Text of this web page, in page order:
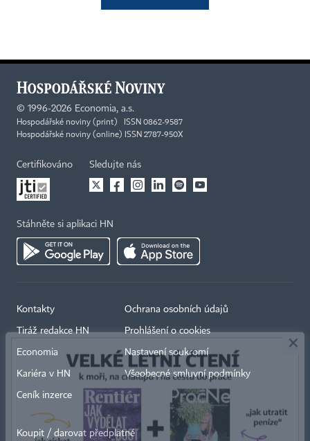
© 1996-2026 Economia, a.s.
Hospodářské noviny (print) ISSN 0862-9587
Hospodářské noviny (online) ISSN 2787-950X
Certifikováno Sledujte nás
Stáhněte si aplikaci HN
Kontakty
Tiráž redakce HN
Economia
Kariéra v HN
Ceník inzerce
Ochrana osobních údajů
Prohlášení o cookies
Nastavení soukromí
Všeobecné smluvní podmínky
Koupit / darovat předplatné